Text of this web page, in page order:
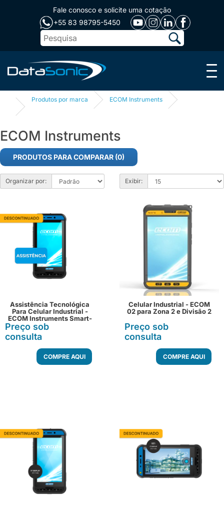
Fale conosco e solicite uma cotação
+55 83 98795-5450
Menu
Produtos por marca ECOM Instruments
ECOM Instruments
PRODUTOS PARA COMPARAR (0)
Organizar por: Exibir:
Assistência Tecnológica
Para Celular Industrial -
ECOM Instruments Smart-
Ex 02 DZ1
Preço sob
consulta
COMPRE AQUI
Celular Industrial - ECOM
02 para Zona 2 e Divisão 2
Preço sob
consulta
COMPRE AQUI